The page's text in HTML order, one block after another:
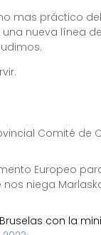
mas práctico
nueva línea
Comité de
Europeo
niega
con la